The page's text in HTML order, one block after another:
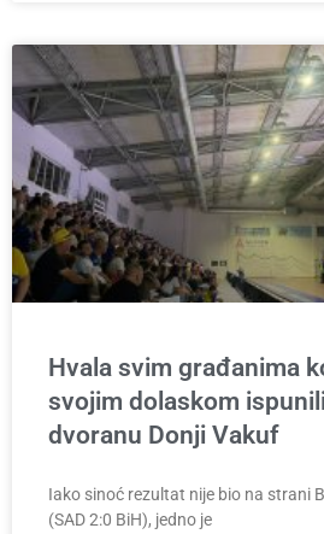
Hvala svim građanima
svojim dolaskom
dvoranu Donji Vakuf
Iako sinoć rezultat nije bio na strani
(SAD 2:0 BiH), jedno je